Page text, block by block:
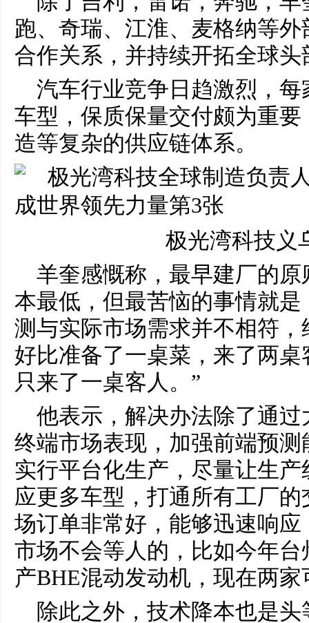
跑、奇瑞、江淮、麦格纳等
合作关系，并持续开拓全球头
汽车行业竞争日趋激烈，
车型，保质保量交付颇为重
造等复杂的供应链体系。
极光湾科技义
羊奎感慨称，最早建厂的
本最低，但最苦恼的事情就
测与实际市场需求并不相符
好比准备了一桌菜，来了两
只来了一桌客人。”
他表示，解决办法除了通
终端市场表现，加强前端预
实行平台化生产，尽量让生
应更多车型，打通所有工厂
场订单非常好，能够迅速响
市场不会等人的，比如今年
产BHE混动发动机，现在两
除此之外，技术降本也是